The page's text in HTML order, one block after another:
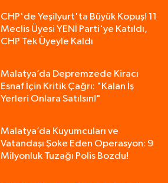
CHP'de Yeşilyurt'ta Büyük Kopuş! 11
Meclis Üyesi YENİ Parti'ye Katıldı,
CHP Tek Üyeyle Kaldı
Malatya’da Depremzede Kiracı
Esnaf İçin Kritik Çağrı: "Kalan İş
Yerleri Onlara Satılsın!"
Malatya’da Kuyumcuları ve
Vatandaşı Şoke Eden Operasyon: 9
Milyonluk Tuzağı Polis Bozdu!